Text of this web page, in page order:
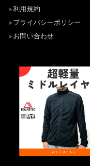
利用規約
プライバシーポリシー
お問い合わせ